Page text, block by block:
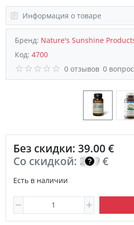
Информация о товаре
Бренд: Nature's Sunshine
Код: 4700
0 отзывов 0
Без скидки: 39.00 €
Со скидкой: 27.70
€
Есть в наличии